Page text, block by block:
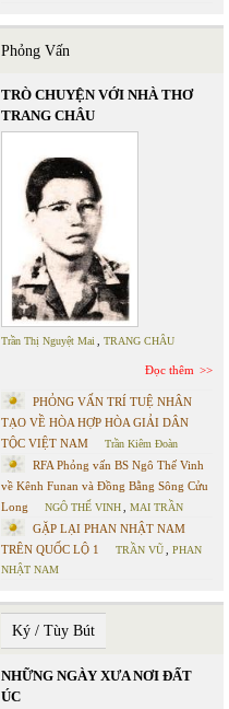
Phỏng Vấn
TRÒ CHUYỆN VỚI NHÀ THƠ
TRANG CHÂU
Trần Thị Nguyệt Mai TRANG CHÂU
Đọc thêm
PHỎNG VẤN TRÍ TUỆ NHÂN
TẠO VỀ HÒA HỢP HÒA GIẢI DÂN
TỘC VIỆT NAM
Trần Kiêm Đoàn
RFA Phỏng vấn BS Ngô Thế Vinh
về Kênh Funan và Đồng Bằng Sông Cửu
Long
NGÔ THẾ VINH MAI TRẦN
GẶP LẠI PHAN NHẬT NAM
TRÊN QUỐC LỘ 1
TRẦN VŨ
PHAN
NHẬT NAM
Ký / Tùy Bút
NHỮNG NGÀY XƯA NƠI ĐẤT
ÚC